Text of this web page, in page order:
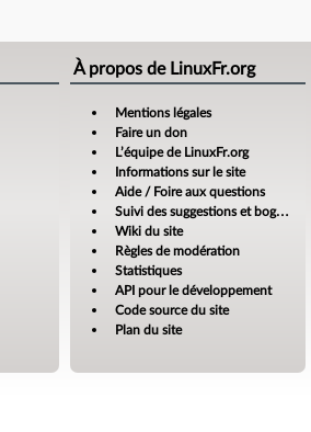
À propos de LinuxFr.org
Mentions légales
Faire un don
L’équipe de LinuxFr.org
Informations sur le site
Aide / Foire aux questions
Suivi des suggestions et bogues
Wiki du site
Règles de modération
Statistiques
API pour le développement
Code source du site
Plan du site